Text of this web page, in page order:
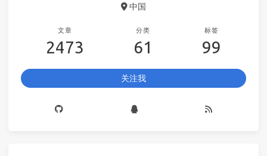
中国
文章
2473
分类
61
标签
99
关注我